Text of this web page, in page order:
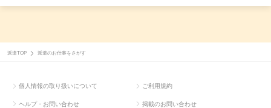
派遣TOP 派遣のお仕事をさがす
個人情報の取り扱いについて ご利用規約
ヘルプ・お問い合わせ 掲載のお問い合わせ